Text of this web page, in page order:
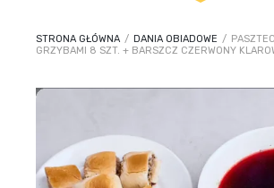
STRONA GŁÓWNA / DANIA OBIADOWE /
GRZYBAMI 8 SZT. + BARSZCZ CZERWONY